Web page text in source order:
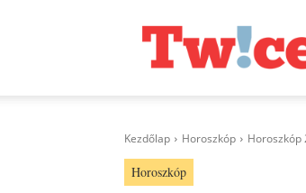
Kezdőlap Horoszkóp Horoszkóp
Horoszkóp